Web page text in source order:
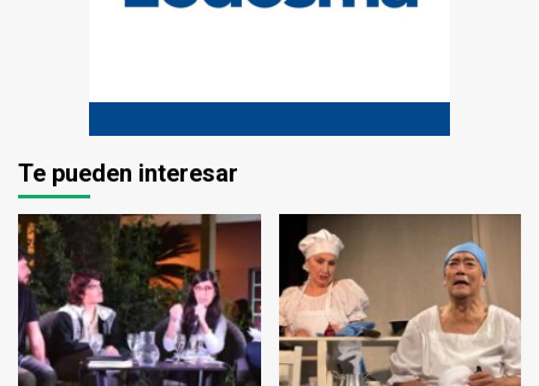
Te pueden interesar